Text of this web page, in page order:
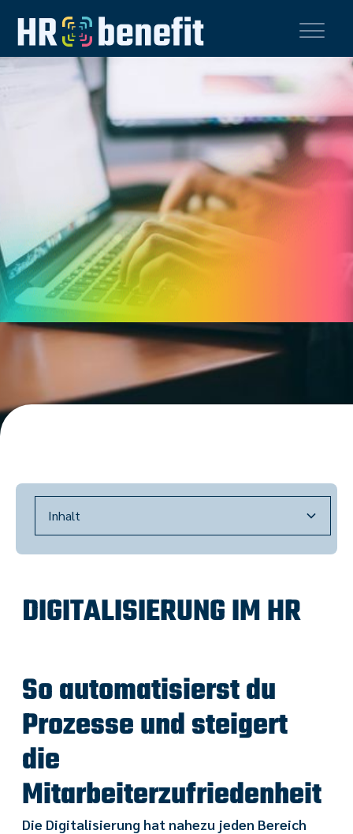
Inhalt
Heading 2
DIGITALISIERUNG IM HR
So automatisierst du
Prozesse und steigert
die
Mitarbeiterzufriedenheit
Die Digitalisierung hat nahezu jeden Bereich